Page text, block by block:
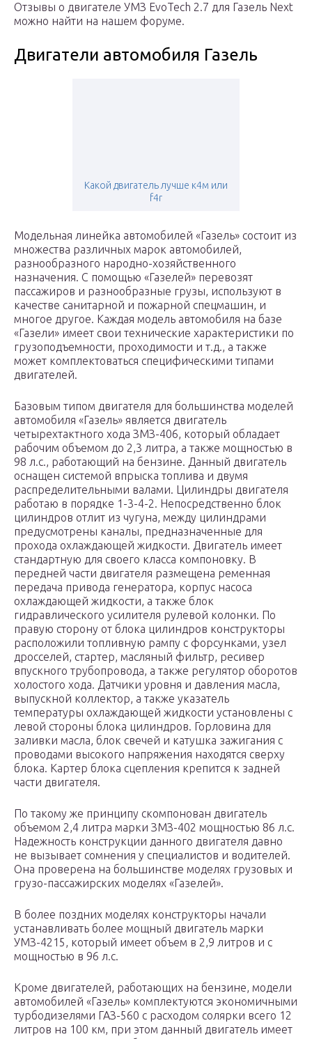
Отзывы о двигателе УМЗ EvoTech 2.7 для Газель Next
можно найти на нашем форуме.
Двигатели автомобиля Газель
Какой двигатель лучше к4м или
f4r
Модельная линейка автомобилей «Газель» состоит из
множества различных марок автомобилей,
разнообразного народно-хозяйственного
назначения. С помощью «Газелей» перевозят
пассажиров и разнообразные грузы, используют в
качестве санитарной и пожарной спецмашин, и
многое другое. Каждая модель автомобиля на базе
«Газели» имеет свои технические характеристики по
грузоподъемности, проходимости и т.д., а также
может комплектоваться специфическими типами
двигателей.
Базовым типом двигателя для большинства моделей
автомобиля «Газель» является двигатель
четырехтактного хода ЗМЗ-406, который обладает
рабочим объемом до 2,3 литра, а также мощностью в
98 л.с., работающий на бензине. Данный двигатель
оснащен системой впрыска топлива и двумя
распределительными валами. Цилиндры двигателя
работаю в порядке 1-3-4-2. Непосредственно блок
цилиндров отлит из чугуна, между цилиндрами
предусмотрены каналы, предназначенные для
прохода охлаждающей жидкости. Двигатель имеет
стандартную для своего класса компоновку. В
передней части двигателя размещена ременная
передача привода генератора, корпус насоса
охлаждающей жидкости, а также блок
гидравлического усилителя рулевой колонки. По
правую сторону от блока цилиндров конструкторы
расположили топливную рампу с форсунками, узел
дросселей, стартер, масляный фильтр, ресивер
впускного трубопровода, а также регулятор оборотов
холостого хода. Датчики уровня и давления масла,
выпускной коллектор, а также указатель
температуры охлаждающей жидкости установлены с
левой стороны блока цилиндров. Горловина для
заливки масла, блок свечей и катушка зажигания с
проводами высокого напряжения находятся сверху
блока. Картер блока сцепления крепится к задней
части двигателя.
По такому же принципу скомпонован двигатель
объемом 2,4 литра марки ЗМЗ-402 мощностью 86 л.с.
Надежность конструкции данного двигателя давно
не вызывает сомнения у специалистов и водителей.
Она проверена на большинстве моделях грузовых и
грузо-пассажирских моделях «Газелей».
В более поздних моделях конструкторы начали
устанавливать более мощный двигатель марки
УМЗ-4215, который имеет объем в 2,9 литров и с
мощностью в 96 л.с.
Кроме двигателей, работающих на бензине, модели
автомобилей «Газель» комплектуются экономичными
турбодизелями ГАЗ-560 с расходом солярки всего 12
литров на 100 км, при этом данный двигатель имеет